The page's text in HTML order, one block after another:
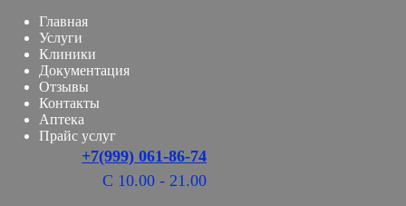
Главная
Услуги
Клиники
Документация
Отзывы
Контакты
Аптека
Прайс услуг
+7(999) 061-86-74
С 10.00 - 21.00